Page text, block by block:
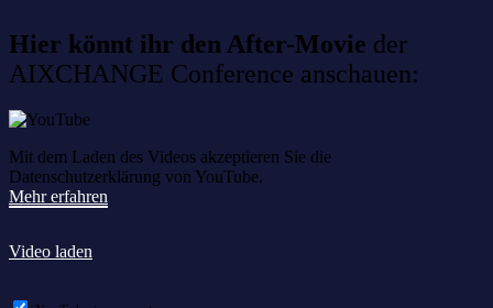
Hier könnt ihr den After-Movie der
AIXCHANGE Conference anschauen:
Mit dem Laden des Videos akzeptieren Sie die
Datenschutzerklärung von YouTube.
Mehr erfahren
Video laden